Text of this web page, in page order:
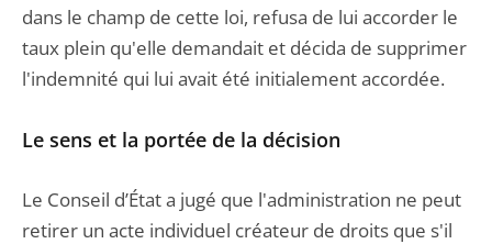
dans le champ de cette loi, refusa de lui accorder le
taux plein qu'elle demandait et décida de supprimer
l'indemnité qui lui avait été initialement accordée.
Le sens et la portée de la décision
Le Conseil d’État a jugé que l'administration ne peut
retirer un acte individuel créateur de droits que s'il